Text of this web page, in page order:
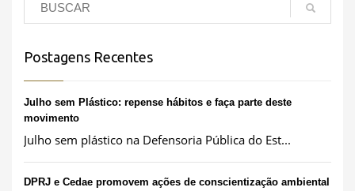
Postagens Recentes
Julho sem Plástico: repense hábitos e faça parte deste
movimento
Julho sem plástico na Defensoria Pública do Est...
DPRJ e Cedae promovem ações de conscientização ambiental